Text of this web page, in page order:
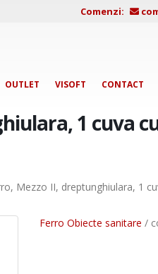
Comenzi:
OUTLET VISOFT CONTACT
1 cuva
Mezzo II, dreptunghiulara, 1
Ferro Obiecte sanitare /